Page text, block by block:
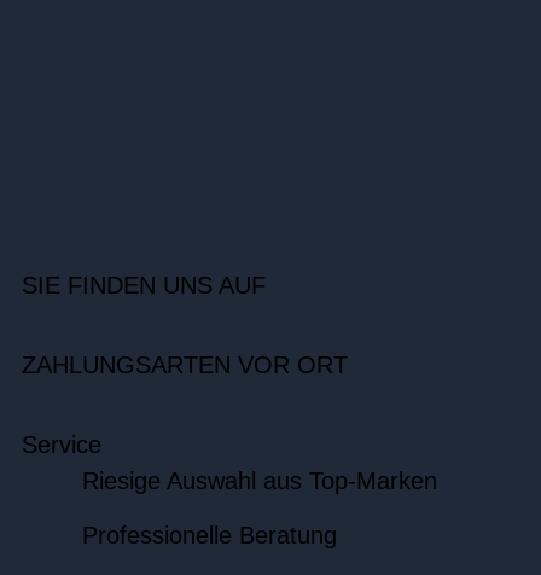
SIE FINDEN UNS AUF
ZAHLUNGSARTEN VOR ORT
Service
Riesige Auswahl aus Top-Marken
Professionelle Beratung